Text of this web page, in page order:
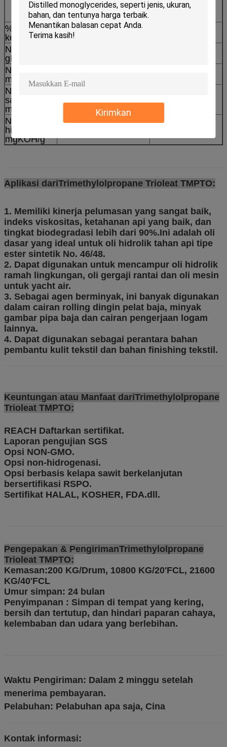
Kirimkan
kekuningan
kekuningan
%
kelembaban
≤ 0,1
Nilai yodium
gI2/100g
Nilai asam
mgKOH/g
Nilai
saponifikasi
mgKOH/g
Nilai
hidroksil
mgKOH/g
≤ 15 12.29
Aplikasi dariTrimethylolpropane Trioleat TMPTO:
1. Memiliki kinerja pelumasan yang sangat baik,
indeks viskositas, ketahanan api yang baik, dan
tingkat biodegradasi lebih dari 90%.Ini adalah oli
dasar yang ideal untuk oli hidrolik tahan api tipe
ester sintetik No. 46/48.
2. Dapat digunakan untuk mencampur oli hidrolik
ramah lingkungan, oli gergaji rantai dan oli mesin
untuk yacht air.
3. Sebagai agen berminyak, ini banyak digunakan
dalam cairan rolling dingin pelat baja, minyak
gambar pipa baja dan cairan pengerjaan logam
lainnya.
4. Dapat digunakan sebagai perantara bahan
pembantu kulit tekstil dan bahan finishing tekstil.
Keuntungan atau Manfaat dariTrimethylolpropane
Trioleat TMPTO:
REACH Daftarkan sertifikat.
Laporan pengujian SGS
Opsi NON-GMO.
Opsi non-hidrogenasi.
Opsi berbasis kelapa sawit berkelanjutan
bersertifikasi RSPO.
Sertifikat HALAL, KOSHER, FDA.dll.
Pengepakan & PengirimanTrimethylolpropane
Trioleat TMPTO:
Kemasan:200 KG/Drum, 10800 KG/20'FCL, 21600
KG/40'FCL
Umur simpan: 24 bulan
Penyimpanan : Simpan di tempat yang kering,
bersih dan tertutup, dan hindari paparan cahaya,
kelembaban dan udara yang berlebihan.
Waktu Pengiriman: Dalam 2 minggu setelah
menerima pembayaran.
Pelabuhan: Pelabuhan apa saja, Cina
Kontak informasi: